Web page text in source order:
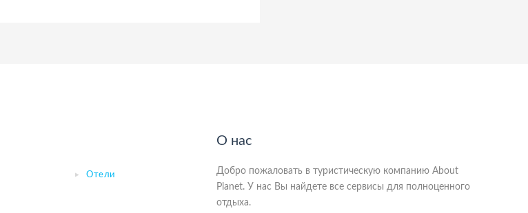
Отели
О нас
Добро пожаловать в туристическую компанию About
Planet. У нас Вы найдете все сервисы для полноценного
отдыха.